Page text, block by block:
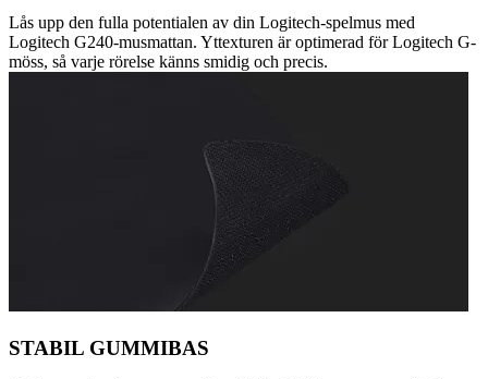
Lås upp den fulla potentialen av din Logitech-spelmus med
Logitech G240-musmattan. Yttexturen är optimerad för Logitech G-
möss, så varje rörelse känns smidig och precis.
STABIL GUMMIBAS